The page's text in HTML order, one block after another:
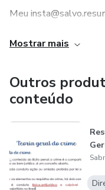
Meu
Bons estudos a todos!!!
Mostrar mais
Outros
conteúdo